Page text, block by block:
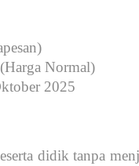
Normal)
2025
didik tanpa